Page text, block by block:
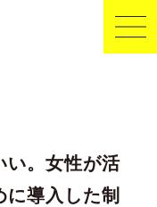
い。女性が活
に導入した制